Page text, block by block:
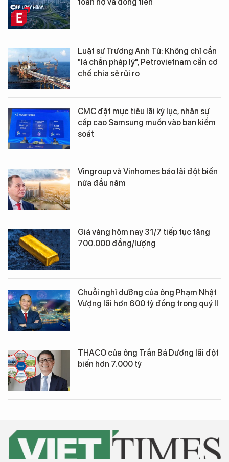
Luật sư Trương Anh Tú: Không chỉ cần
"lá chắn pháp lý", Petrovietnam cần cơ
chế chia sẻ rủi ro
CMC đặt mục tiêu lãi kỷ lục, nhân sự
cấp cao Samsung muốn vào ban kiểm
soát
Vingroup và Vinhomes báo lãi đột biến
nửa đầu năm
Giá vàng hôm nay 31/7 tiếp tục tăng
700.000 đồng/lượng
Chuỗi nghỉ dưỡng của ông Phạm Nhật
Vượng lãi hơn 600 tỷ đồng trong quý II
THACO của ông Trần Bá Dương lãi đột
biến hơn 7.000 tỷ